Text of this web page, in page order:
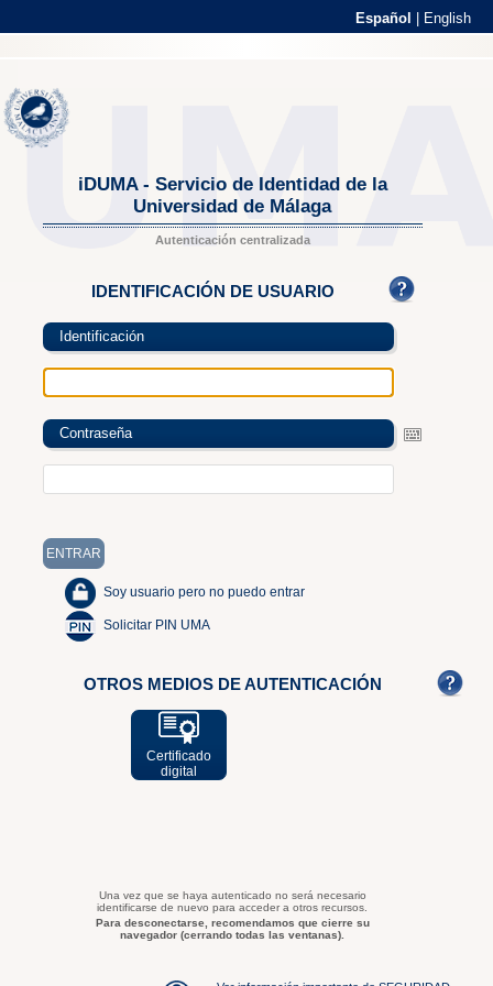
Español English
iDUMA - Servicio de Identidad de la
Universidad de Málaga
Autenticación centralizada
IDENTIFICACIÓN DE USUARIO
Identificación
Contraseña
Soy usuario pero no puedo entrar
Solicitar PIN UMA
OTROS MEDIOS DE AUTENTICACIÓN
Certificado
digital
Una vez que se haya autenticado no será necesario
identificarse de nuevo para acceder a otros recursos.
Para desconectarse, recomendamos que cierre su
navegador (cerrando todas las ventanas).